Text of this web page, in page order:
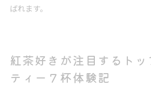
ばれます。
紅茶好きが注目するト
ティー７杯体験記